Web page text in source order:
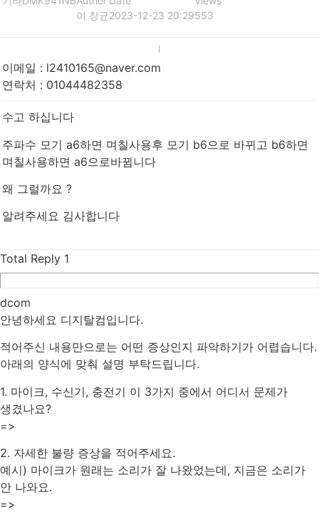
이 창균2023-12-23 20:29553
이메일 : l2410165@naver.com
연락처 : 01044482358
수고 하십니다
주파수 모기 a6하면 며칠사용후 모기 b6으로 바뀌고 b6하면
며칠사용하면 a6으로바뀜니다
왜 그럴까요 ?
알려주세요 김사합니다
Total Reply 1
dcom
안녕하세요 디지탈컴입니다.
적어주신 내용만으로는 어떤 증상인지 파악하기가 어렵습니다.
아래의 양식에 맞춰 설명 부탁드립니다.
1. 마이크, 수신기, 충전기 이 3가지 중에서 어디서 문제가
생겼나요?
=>
2. 자세한 불량 증상을 적어주세요.
예시) 마이크가 원래는 소리가 잘 나왔었는데, 지금은 소리가
안 나와요.
=>